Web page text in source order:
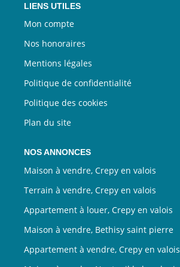
LIENS UTILES
Mon compte
Nos honoraires
Mentions légales
Politique de confidentialité
Politique des cookies
Plan du site
NOS ANNONCES
Maison à vendre, Crepy en valois
Terrain à vendre, Crepy en valois
Appartement à louer, Crepy en valois
Maison à vendre, Bethisy saint pierre
Appartement à vendre, Crepy en valois